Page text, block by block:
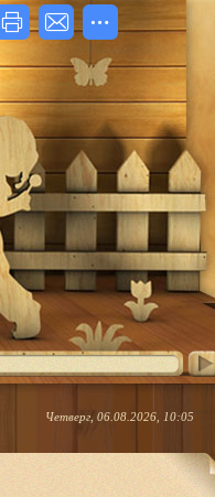
Четверг, 06.08.2026, 10:05